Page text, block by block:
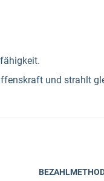
und strahlt